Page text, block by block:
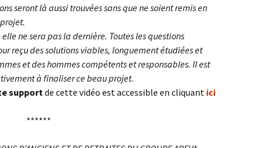
E
Satory Ouest
des terres excavées
?
des sites classés
une simplification
L’eau, élément
Signature de la Charte de
la ZPNAF
Thoiry : la méthanisation
seront là aussi trouvées sans que ne soient remis en
ne sera pas la dernière. Toutes les questions
reçu des solutions viables, longuement étudiées et
et des hommes compétents et responsables. Il est
à finaliser ce beau projet.
supportde cette vidéo est accessible en cliquant ici
******